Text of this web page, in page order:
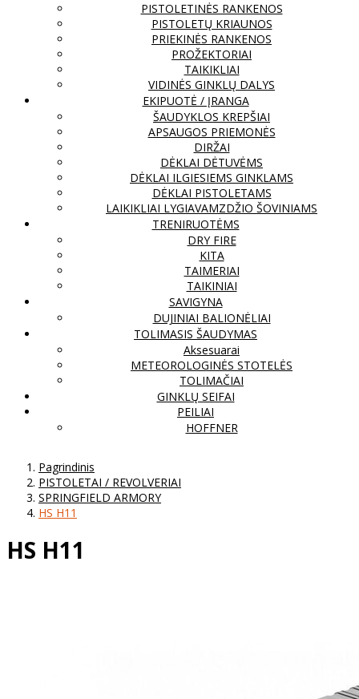
PISTOLETINĖS RANKENOS
PISTOLETŲ KRIAUNOS
PRIEKINĖS RANKENOS
PROŽEKTORIAI
TAIKIKLIAI
VIDINĖS GINKLŲ DALYS
EKIPUOTĖ / ĮRANGA
ŠAUDYKLOS KREPŠIAI
APSAUGOS PRIEMONĖS
DIRŽAI
DĖKLAI DĖTUVĖMS
DĖKLAI ILGIESIEMS GINKLAMS
DĖKLAI PISTOLETAMS
LAIKIKLIAI LYGIAVAMZDŽIO ŠOVINIAMS
TRENIRUOTĖMS
DRY FIRE
KITA
TAIMERIAI
TAIKINIAI
SAVIGYNA
DUJINIAI BALIONĖLIAI
TOLIMASIS ŠAUDYMAS
Aksesuarai
METEOROLOGINĖS STOTELĖS
TOLIMAČIAI
GINKLŲ SEIFAI
PEILIAI
HOFFNER
Pagrindinis
PISTOLETAI / REVOLVERIAI
SPRINGFIELD ARMORY
HS H11
HS H11